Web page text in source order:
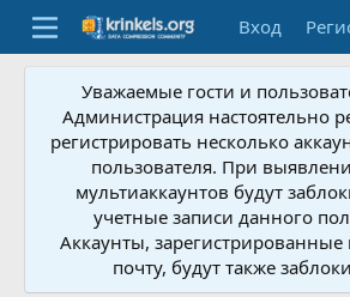
Вход
Уважаемые гости и
Администрация настоятельно
регистрировать несколько
пользователя. При
мультиаккаунтов будут
учетные записи данного
Аккаунты,
почту, будут также